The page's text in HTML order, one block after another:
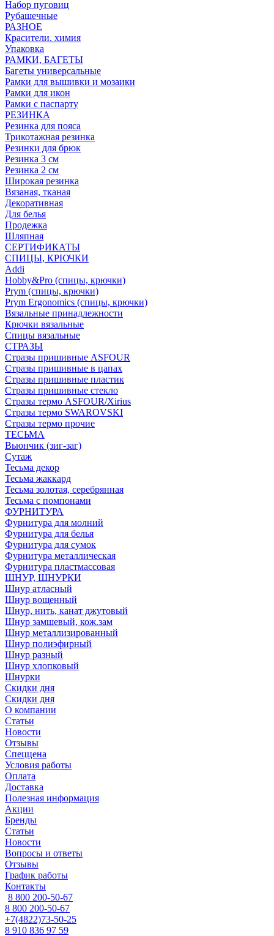
Набор пуговиц
Рубашечные
РАЗНОЕ
Красители. химия
Упаковка
РАМКИ, БАГЕТЫ
Багеты универсальные
Рамки для вышивки и мозаики
Рамки для икон
Рамки с паспарту
РЕЗИНКА
Резинка для пояса
Трикотажная резинка
Резинки для брюк
Резинка 3 см
Резинка 2 см
Широкая резинка
Вязаная, тканая
Декоративная
Для белья
Продежка
Шляпная
СЕРТИФИКАТЫ
СПИЦЫ, КРЮЧКИ
Addi
Hobby&Pro (спицы, крючки)
Prym (спицы, крючки)
Prym Ergonomics (спицы, крючки)
Вязальные принадлежности
Крючки вязальные
Спицы вязальные
СТРАЗЫ
Стразы пришивные ASFOUR
Стразы пришивные в цапах
Стразы пришивные пластик
Стразы пришивные стекло
Стразы термо ASFOUR/Xirius
Стразы термо SWAROVSKI
Стразы термо прочие
ТЕСЬМА
Вьюнчик (зиг-заг)
Сутаж
Тесьма декор
Тесьма жаккард
Тесьма золотая, серебрянная
Тесьма с помпонами
ФУРНИТУРА
Фурнитура для молний
Фурнитура для белья
Фурнитура для сумок
Фурнитура металлическая
Фурнитура пластмассовая
ШНУР, ШНУРКИ
Шнур атласный
Шнур вощенный
Шнур, нить, канат джутовый
Шнур замшевый, кож.зам
Шнур металлизированный
Шнур полиэфирный
Шнур разный
Шнур хлопковый
Шнурки
Скидки дня
Скидки дня
О компании
Статьи
Новости
Отзывы
Спеццена
Условия работы
Оплата
Доставка
Полезная информация
Акции
Бренды
Статьи
Новости
Вопросы и ответы
Отзывы
График работы
Контакты
8 800 200-50-67
8 800 200-50-67
+7(4822)73-50-25
8 910 836 97 59